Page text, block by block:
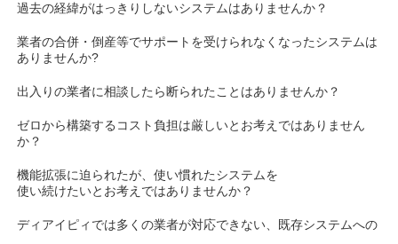
過去の経緯がはっきりしないシステムはありませんか？
業者の合併・倒産等でサポートを受けられなくなったシステムは
ありませんか?
出入りの業者に相談したら断られたことはありませんか？
ゼロから構築するコスト負担は厳しいとお考えではありません
か？
機能拡張に迫られたが、使い慣れたシステムを
使い続けたいとお考えではありませんか？
ディアイピィでは多くの業者が対応できない、既存システムへの